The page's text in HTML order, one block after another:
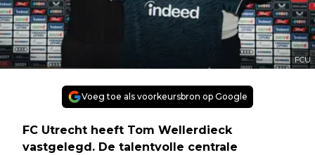
FCU
Voeg toe als voorkeursbron op Google
FC Utrecht heeft Tom Wellerdieck
vastgelegd. De talentvolle centrale